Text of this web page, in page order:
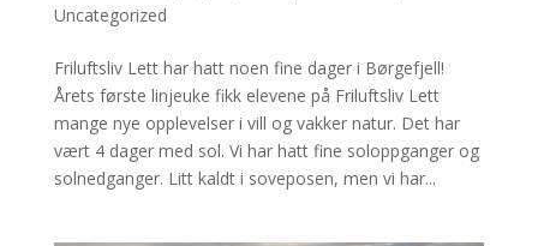
Uncategorized
Friluftsliv Lett har hatt noen fine dager i Børgefjell!
Årets første linjeuke fikk elevene på Friluftsliv Lett
mange nye opplevelser i vill og vakker natur. Det har
vært 4 dager med sol. Vi har hatt fine soloppganger og
solnedganger. Litt kaldt i soveposen, men vi har...